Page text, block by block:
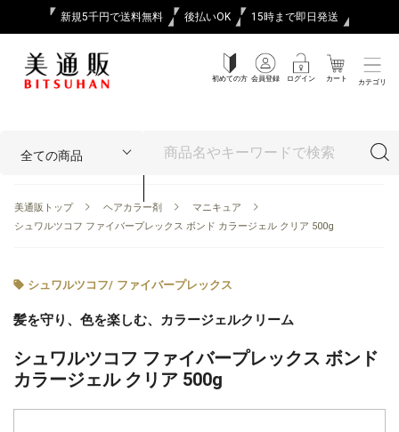
新規5千円で送料無料 後払いOK 15時まで即日発送
初めての方 会員登録 ログイン カート カテゴリ
美通販トップ ヘアカラー剤
マニキュア
シュワルツコフ ファイバープレックス ボンド カラージェル クリア 500g
シュワルツコフ/ ファイバープレックス
髪を守り、色を楽しむ、カラージェルクリーム
シュワルツコフ ファイバープレックス ボンド
カラージェル クリア 500g